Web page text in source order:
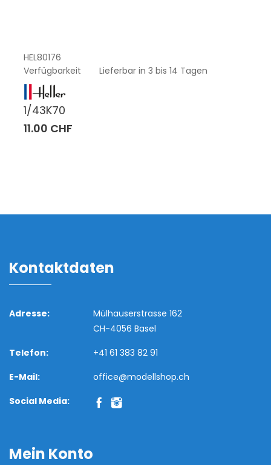
HEL80176
Verfügbarkeit
Lieferbar in 3 bis 14 Tagen
1/43K70
11.00 CHF
Kontaktdaten
Adresse:
Mülhauserstrasse 162
CH-4056 Basel
Telefon:
+41 61 383 82 91
E-Mail:
office@modellshop.ch
Social Media:
Mein Konto